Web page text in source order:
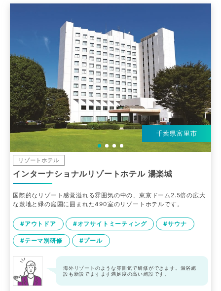
千葉県富里市
リゾートホテル
インターナショナルリゾートホテル 湯楽城
国際的なリゾート感覚溢れる雰囲気の中の、東京ドーム2.5倍の広大
な敷地と緑の庭園に囲まれた490室のリゾートホテルです。
#アウトドア #オフサイトミーティング #サウナ
#テーマ別研修 #プール
海外リゾートのような雰囲気で研修ができます。温浴施
設も新設でますます満足度の高い施設です。